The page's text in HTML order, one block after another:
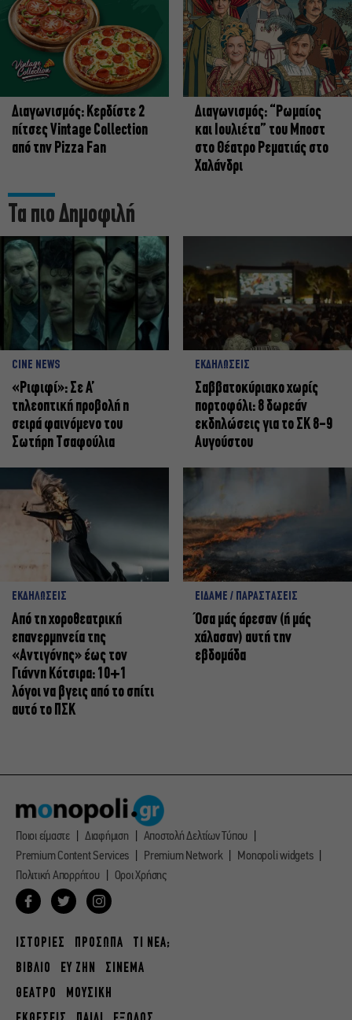
Διαγωνισμός: Κερδίστε 2
πίτσες Vintage Collection
από την Pizza Fan
Διαγωνισμός: “Ρωμαίος
και Ιουλιέτα” του Μποστ
στο Θέατρο Ρεματιάς στο
Χαλάνδρι
Τα πιο Δημοφιλή
CINE NEWS
«Ριφιφί»: Σε Α’
τηλεοπτική προβολή η
σειρά φαινόμενο του
Σωτήρη Τσαφούλια
ΕΚΔΗΛΩΣΕΙΣ
Σαββατοκύριακο χωρίς
πορτοφόλι: 8 δωρεάν
εκδηλώσεις για το ΣΚ 8-9
Αυγούστου
ΕΚΔΗΛΩΣΕΙΣ
Από τη χοροθεατρική
επανερμηνεία της
«Αντιγόνης» έως τον
Γιάννη Κότσιρα: 10+1
λόγοι να βγεις από το σπίτι
αυτό το ΠΣΚ
ΕΙΔΑΜΕ / ΠΑΡΑΣΤΑΣΕΙΣ
Όσα μάς άρεσαν (ή μάς
χάλασαν) αυτή την
εβδομάδα
Ποιοι είμαστε Διαφήμιση
Αποστολή Δελτίων Τύπου
Premium Content Services
Premium Network
Monopoli widgets
Πολιτική Απορρήτου
Οροι Χρήσης
ΙΣΤΟΡΙΕΣ ΠΡΟΣΩΠΑ
ΤΙ ΝΕΑ;
ΒΙΒΛΙΟ
ΕΥ ΖΗΝ
ΣΙΝΕΜΑ
ΘΕΑΤΡΟ
ΜΟΥΣΙΚΗ